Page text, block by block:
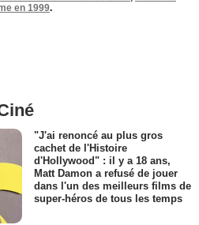
en 1999.
"J'ai renoncé au plus gros
cachet de l'Histoire
d'Hollywood" : il y a 18 ans,
Matt Damon a refusé de jouer
dans l'un des meilleurs films de
super-héros de tous les temps